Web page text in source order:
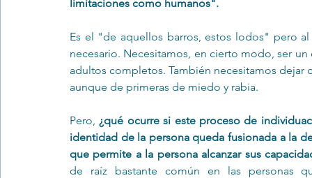
limitaciones como humanos".
Es el "de aquellos barros, estos lodos" pero
necesario. Necesitamos, en cierto modo, ser
adultos completos. También necesitamos dejar
aunque de primeras de miedo y rabia.
Pero, ¿qué ocurre si este proceso de
identidad de la persona queda fusionada a la
que permite a la persona alcanzar sus
de raíz bastante común en las personas